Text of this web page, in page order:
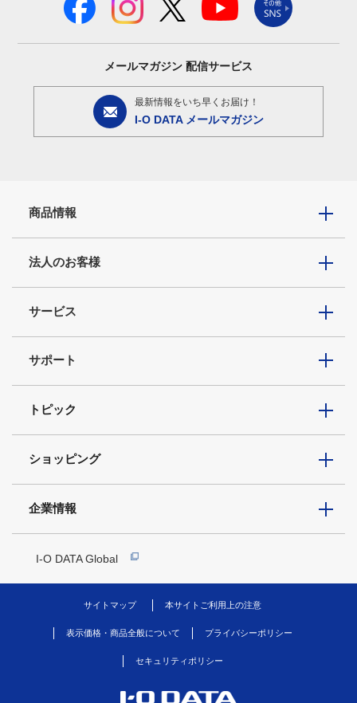
メールマガジン 配信サービス
最新情報をいち早くお届け！
I-O DATA メールマガジン
商品情報
法人のお客様
サービス
サポート
トピック
ショッピング
企業情報
I-O DATA Global
サイトマップ 本サイトご利用上の注意
表示価格・商品全般について プライバシーポリシー
セキュリティポリシー